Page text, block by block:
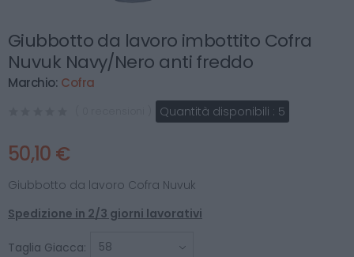
Giubbotto da lavoro imbottito Cofra
Nuvuk Navy/Nero anti freddo
Marchio: Cofra
Quantità disponibili : 5
50,10 €
Giubbotto da lavoro Cofra Nuvuk
Spedizione in 2/3 giorni lavorativi
Taglia Giacca: